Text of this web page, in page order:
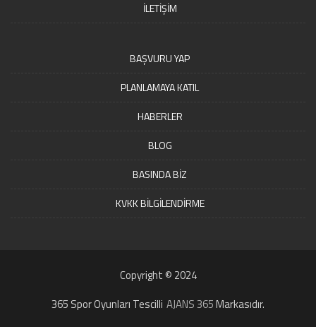
İLETİŞİM
BAŞVURU YAP
PLANLAMAYA KATIL
HABERLER
BLOG
BASINDA BİZ
KVKK BİLGİLENDİRME
Copyright © 2024
365 Spor Oyunları Tescilli AJANS 365Markasıdır.